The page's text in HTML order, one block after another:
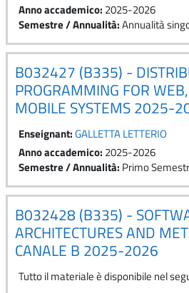
Anno accademico: 2025-2026
Semestre / Annualità:Annualità
B032427 (B335) -
PROGRAMMING FOR
MOBILE SYSTEMS 2025-
Enseignant:GALLETTA LETTERIO
Anno accademico: 2025-2026
Semestre / Annualità: Primo
B032428 (B335) -
ARCHITECTURES AND
CANALE B 2025-2026
Tutto il materiale è disponibile nel